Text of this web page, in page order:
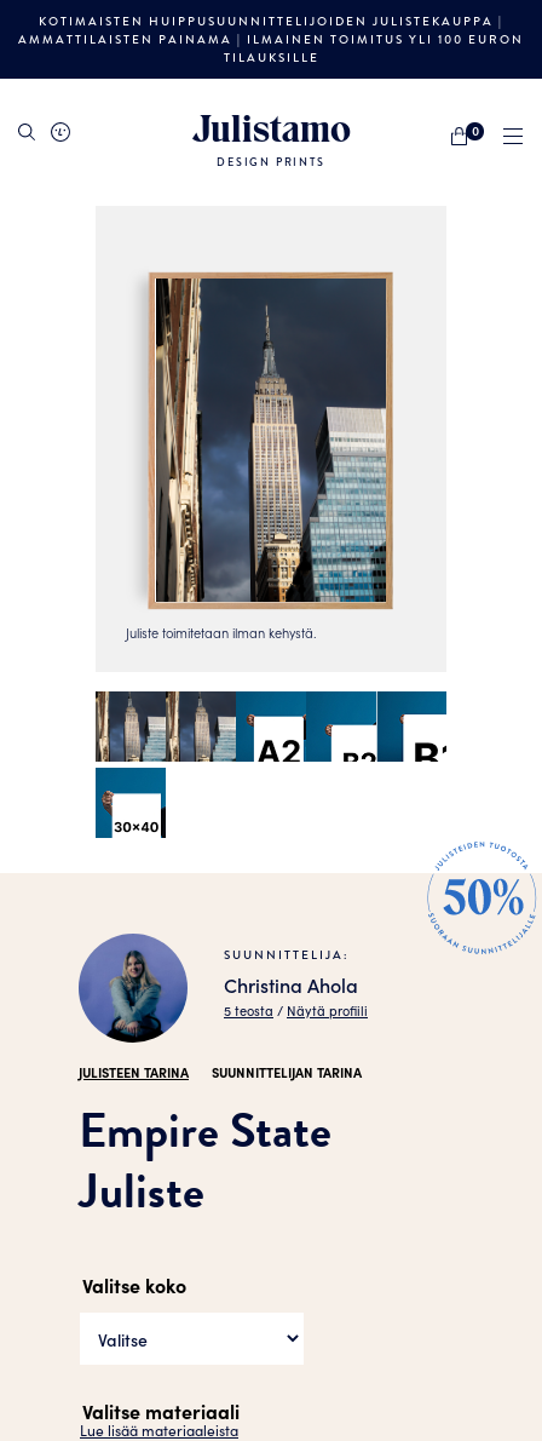
KOTIMAISTEN HUIPPUSUUNNITTELIJOIDEN JULISTEKAUPPA |
AMMATTILAISTEN PAINAMA | ILMAINEN TOIMITUS YLI 100 EURON
TILAUKSILLE
Julistamo
DESIGN PRINTS
0
SUUNNITTELIJA:
Christina Ahola
5 teosta / Näytä profiili
JULISTEEN TARINA SUUNNITTELIJAN TARINA
Empire State
Juliste
Valitse koko
Valitse materiaali
Lue lisää materiaaleista